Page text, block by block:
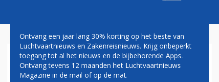
HARBERS EN NLR BOTSEN
Ontvang een jaar lang 30% korting op het beste van
Luchtvaartnieuws en Zakenreisnieuws. Krijg onbeperkt
toegang tot al het nieuws en de bijbehorende Apps.
Ontvang tevens 12 maanden het Luchtvaartnieuws
Magazine in de mail of op de mat.